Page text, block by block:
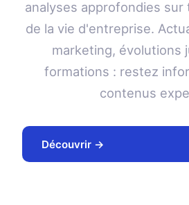
analyses approfondies sur
de la vie d'entreprise.
marketing, évolutions
formations : restez
contenus
Découvrir →